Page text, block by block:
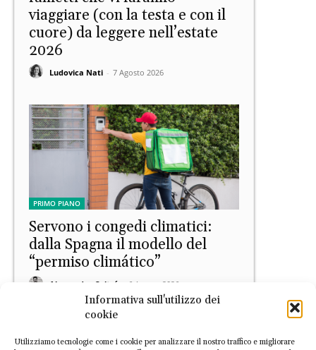
Informativa sull'utilizzo dei
cookie
Utilizziamo tecnologie come i cookie per analizzare il nostro traffico e migliorare
viaggiare (con la testa e con il
cuore) da leggere nell’estate
2026
Ludovica Nati - 7 Agosto 2026
PRIMO PIANO
Servono i congedi climatici:
dalla Spagna il modello del
“permiso climático”
Alessandro Coltré 6 Agosto 2026